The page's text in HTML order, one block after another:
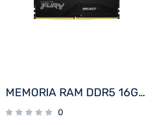
MEMORIA RAM DDR5 16G 6000 KINGSTON FURY BEAST BK KF560C36BBE2A-16 RGB XMP
0